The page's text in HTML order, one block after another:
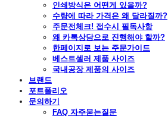
인쇄방식은 어떤게 있을까?
수량에 따라 가격은 왜 달라질까?
주문전체크! 접수시 필독사항
왜 카톡상담으로 진행해야 할까?
한페이지로 보는 주문가이드
베스트셀러 제품 사이즈
국내공장 제품의 사이즈
브랜드
포트폴리오
문의하기
FAQ 자주묻는질문